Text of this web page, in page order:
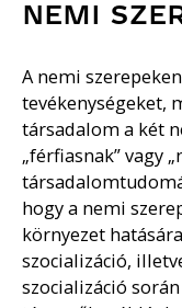
NEMI
A nemi
tevékenységeket,
társadalom a két
„férfiasnak” vagy
hogy a nemi
környezet
szocializáció,
szocializáció